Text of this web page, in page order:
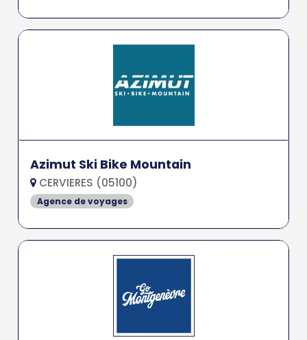
Azimut Ski Bike Mountain
CERVIERES (05100)
Agence de voyages